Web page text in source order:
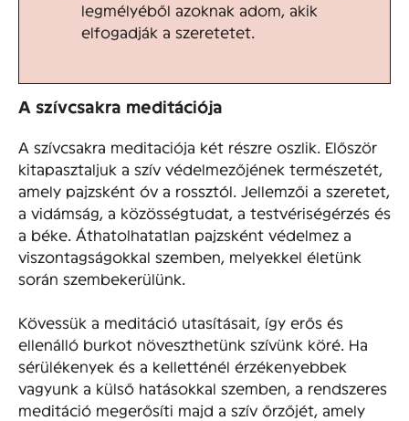
legmélyéből azoknak adom, akik
elfogadják a szeretetet.
A szívcsakra meditációja
A szívcsakra meditaciója két részre oszlik. Először
kitapasztaljuk a szív védelmezőjének természetét,
amely pajzsként óv a rossztól. Jellemzői a szeretet,
a vidámság, a közösségtudat, a testvériségérzés és
a béke. Áthatolhatatlan pajzsként védelmez a
viszontagságokkal szemben, melyekkel életünk
során szembekerülünk.
Kövessük a meditáció utasításait, így erős és
ellenálló burkot növeszthetünk szívünk köré. Ha
sérülékenyek és a kelletténél érzékenyebbek
vagyunk a külső hatásokkal szemben, a rendszeres
meditáció megerősíti majd a szív őrzőjét, amely